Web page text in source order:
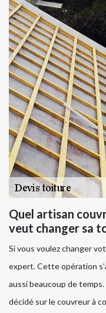
Quel artisan
veut changer sa
Si vous voulez changer
expert. Cette opération
aussi beaucoup de temps.
décidé sur le couvreur à